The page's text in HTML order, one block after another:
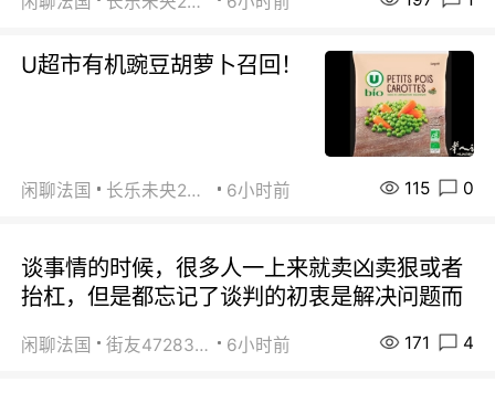
U超市有机豌豆胡萝卜召回！
闲聊法国 长乐未央2015 6小时前 115 0
谈事情的时候，很多人一上来就卖凶卖狠或者
抬杠，但是都忘记了谈判的初衷是解决问题而
闲聊法国 街友472838572 6小时前 171 4